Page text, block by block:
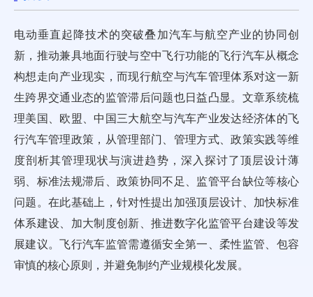
电动垂直起降技术的突破叠加汽车与航空产业的协同创
新，推动兼具地面行驶与空中飞行功能的飞行汽车从概念
构想走向产业现实，而现行航空与汽车管理体系对这一新
生跨界交通业态的监管滞后问题也日益凸显。文章系统梳
理美国、欧盟、中国三大航空与汽车产业发达经济体的飞
行汽车管理政策，从管理部门、管理方式、政策实践等维
度剖析其管理现状与演进趋势，深入探讨了顶层设计薄
弱、标准法规滞后、政策协同不足、监管平台缺位等核心
问题。在此基础上，针对性提出加强顶层设计、加快标准
体系建设、加大制度创新、推进数字化监管平台建设等发
展建议。飞行汽车监管需遵循安全第一、柔性监管、包容
审慎的核心原则，并避免制约产业规模化发展。